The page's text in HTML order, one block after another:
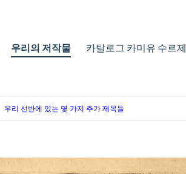
우리의 저작물 카탈로그 카미유 수르제
우리 선반에 있는 몇 가지 추가 제목들